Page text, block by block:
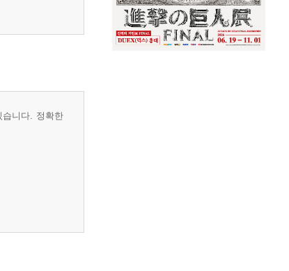
니다. 정확한